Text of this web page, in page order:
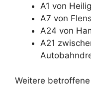
A1 von
A7 von
A24 von
A21
Weitere betroffene